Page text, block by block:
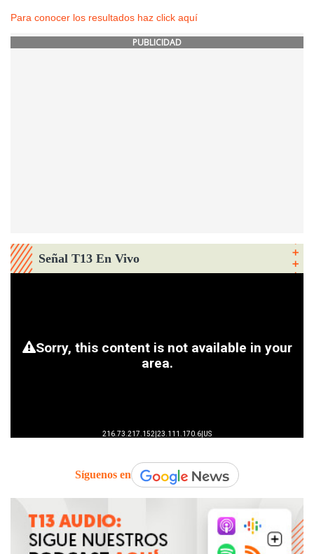
Para conocer los resultados haz click aquí
PUBLICIDAD
Señal T13 En Vivo
Síguenos en